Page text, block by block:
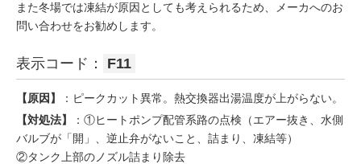
また冬場では凍結が原因としても考えられるため、メーカへのお
問い合わせをお勧めします。
表示コード： F11
【原因】
：ピークカット異常。熱交換器出湯温度が上がらない。
【対処法】
：①ヒートポンプ配管系路の点検（エアー抜き、水側
バルブが「開」、逆止弁がないこと、詰まり、凍結等）
②タンク上部のノズル詰まり除去